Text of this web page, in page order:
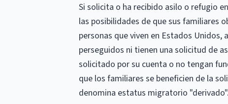
Si solicita o ha recibido asilo o refugio
las posibilidades de que sus familiares
personas que viven en Estados
perseguidos ni tienen una solicitud de
solicitado por su cuenta o no tengan
que los familiares se beneficien de la
denomina estatus migratorio "derivado".